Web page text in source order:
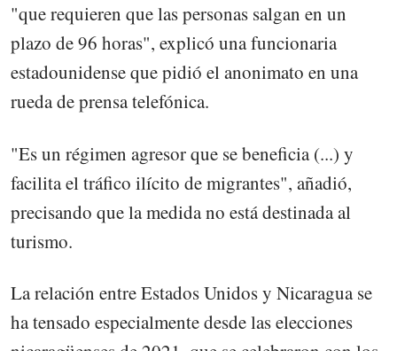
"que requieren que las personas salgan en un
plazo de 96 horas", explicó una funcionaria
estadounidense que pidió el anonimato en una
rueda de prensa telefónica.
"Es un régimen agresor que se beneficia (...) y
facilita el tráfico ilícito de migrantes", añadió,
precisando que la medida no está destinada al
turismo.
La relación entre Estados Unidos y Nicaragua se
ha tensado especialmente desde las elecciones